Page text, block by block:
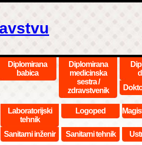
Diplomirana
babica
Diplomirana
medicinska
sestra /
zdravstvenik
Laboratorijski
tehnik
Logoped
Sanitarni inženir Sanitarni tehnik